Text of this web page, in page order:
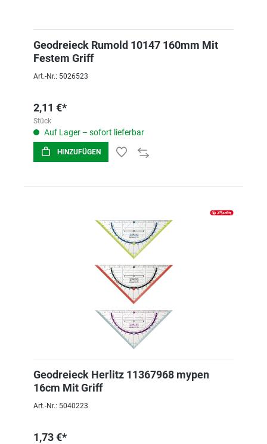
Geodreieck Rumold 10147 160mm Mit
Festem Griff
Art.-Nr.: 5026523
2,11 €*
Stück
Auf Lager – sofort lieferbar
HINZUFÜGEN
Geodreieck Herlitz 11367968 mypen
16cm Mit Griff
Art.-Nr.: 5040223
1,73 €*